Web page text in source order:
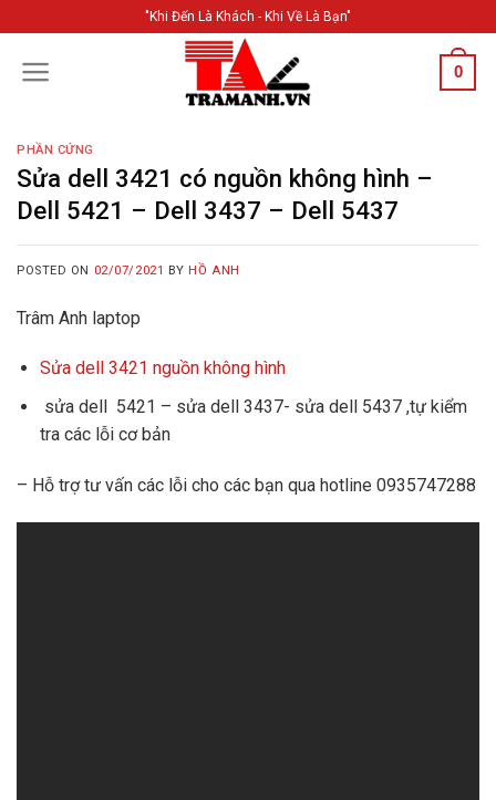
content
"Khi Đến Là Khách - Khi Về Là Bạn"
0
PHẦN CỨNG
Sửa dell 3421 có nguồn không hình –
Dell 5421 – Dell 3437 – Dell 5437
POSTED ON 02/07/2021 BY HỒ ANH
Trâm Anh laptop
Sửa dell 3421 nguồn không hình
sửa dell 5421 – sửa dell 3437- sửa dell 5437 ,tự kiểm
tra các lỗi cơ bản
– Hỗ trợ tư vấn các lỗi cho các bạn qua hotline 0935747288